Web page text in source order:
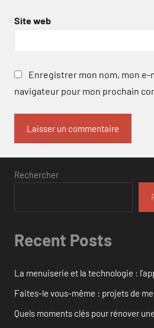
Site web
Enregistrer mon nom, mon e-
navigateur pour mon prochain
Rechercher
Recent Posts
La menuiserie et la technologie :
Faites-le vous-même : projets de
Quels moments clés pour rénover